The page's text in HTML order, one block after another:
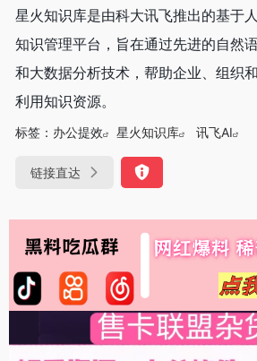
星火知识库是由科大讯飞推出的基于
知识管理平台，旨在通过先进的自然
和大数据分析技术，帮助企业、组织
利用知识资源。
标签： 办公提效 星火知识库 讯飞AI
链接直达